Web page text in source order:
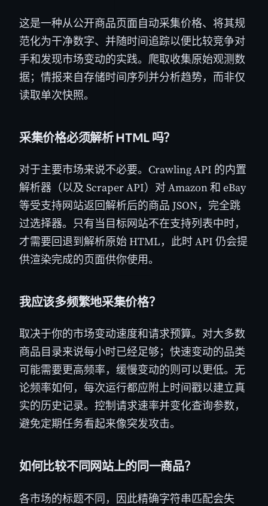
这是一种从公开商品页面自动采集价格、将其规
范化为干净数字、并随时间追踪以便比较竞争对
手和发现市场变动的实践。爬取收集原始观测数
据；情报来自存储时间序列并分析趋势，而非仅
读取单次快照。
采集价格必须解析 HTML 吗？
对于主要市场来说不必要。Crawling API 的内置
解析器（以及 Scraper API）对 Amazon 和 eBay
等受支持网站返回解析后的商品 JSON，完全跳
过选择器。只有当目标网站不在支持列表中时，
才需要回退到解析原始 HTML，此时 API 仍会提
供渲染完成的页面供你使用。
我应该多频繁地采集价格？
取决于你的市场变动速度和请求预算。对大多数
商品目录来说每小时已经足够；快速变动的品类
可能需要更高频率，缓慢变动的则可以更低。无
论频率如何，每次运行都应附上时间戳以建立真
实的历史记录。控制请求速率并变化查询参数，
避免定期任务看起来像突发攻击。
如何比较不同网站上的同一商品？
各市场的标题不同，因此精确字符串匹配会失